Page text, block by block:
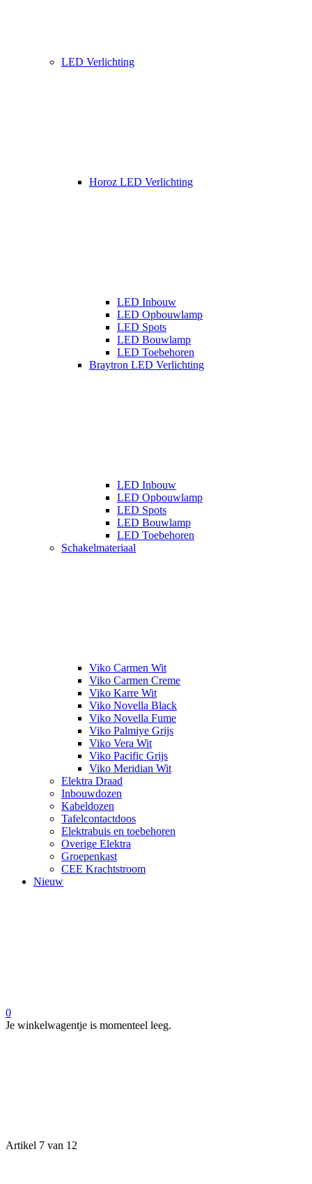
LED Verlichting
Horoz LED Verlichting
LED Inbouw
LED Opbouwlamp
LED Spots
LED Bouwlamp
LED Toebehoren
Braytron LED Verlichting
LED Inbouw
LED Opbouwlamp
LED Spots
LED Bouwlamp
LED Toebehoren
Schakelmateriaal
Viko Carmen Wit
Viko Carmen Creme
Viko Karre Wit
Viko Novella Black
Viko Novella Fume
Viko Palmiye Grijs
Viko Vera Wit
Viko Pacific Grijs
Viko Meridian Wit
Elektra Draad
Inbouwdozen
Kabeldozen
Tafelcontactdoos
Elektrabuis en toebehoren
Overige Elektra
Groepenkast
CEE Krachtstroom
Nieuw
0
Je winkelwagentje is momenteel leeg.
Artikel 7 van 12